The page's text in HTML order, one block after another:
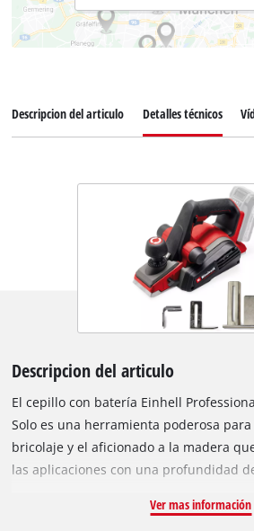
Descripcion del articulo Detalles técnicos
Descripcion del articulo
El cepillo con batería Einhell
Solo es una herramienta poderosa
bricolaje y el aficionado a la madera
las aplicaciones con una profundidad
continua. El equipo se acciona por el
Ver mas información